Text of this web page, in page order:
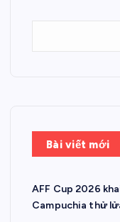
Bài viết mới
AFF Cup 2026
Campuchia thử